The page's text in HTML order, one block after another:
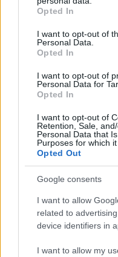
grant or deny consent to
use your data for below
consent section.
Opted In
I want to opt-out of
Personal Data.
Opted In
I want to opt-out of
Personal Data for
Opted In
I want to opt-out of
Retention, Sale,
Personal Data that
Purposes for which it
Opted Out
Google consents
I want to allow
related to
device identifiers in
I want to allow my
FAQs
Foro
Contacto
Descuentos
Se aplicarán en el último pago
Repito con 3000KM
Si ya has viajado con
precio total del viaje.
*Descuento no acumulable.
* Descuento no acumulable.